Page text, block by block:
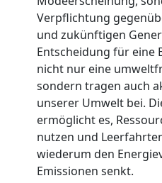
Verpflichtung
und zukünftigen
Entscheidung für eine
nicht nur eine
sondern tragen auch
unserer Umwelt bei.
ermöglicht es,
nutzen und
wiederum den
Emissionen senkt.
Privatumzug
Feldkirch